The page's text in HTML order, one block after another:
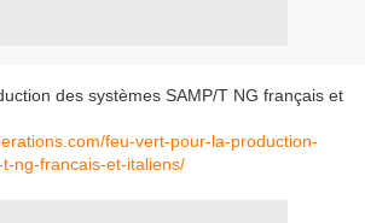
des systèmes SAMP/T NG français et
feu-vert-pour-la-production-
ng-francais-et-italiens/